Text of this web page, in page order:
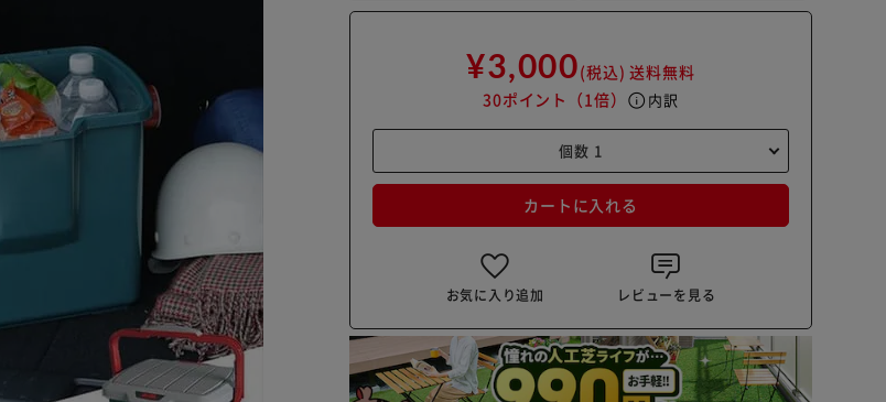
¥3,000(税込) 送料無料
30ポイント （1倍） info 内訳
カートに入れる
お気に入り追加 レビューを見る